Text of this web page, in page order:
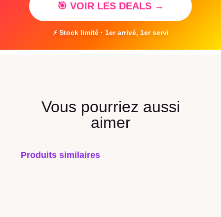
🎯 VOIR LES DEALS →
⚡ Stock limité · 1er arrivé, 1er servi
Vous pourriez aussi
aimer
Produits similaires